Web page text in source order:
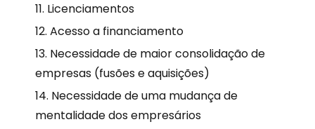
Licenciamentos
Acesso a financiamento
Necessidade de maior consolidação de
empresas (fusões e aquisições)
Necessidade de uma mudança de
mentalidade dos empresários